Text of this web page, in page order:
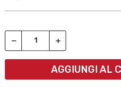
AGGIUNGI AL